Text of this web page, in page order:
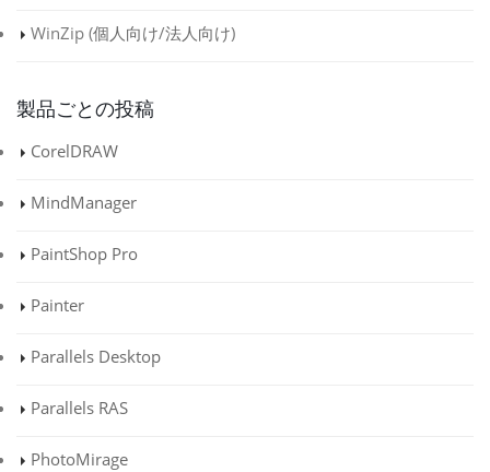
WinZip (個人向け/法人向け)
製品ごとの投稿
CorelDRAW
MindManager
PaintShop Pro
Painter
Parallels Desktop
Parallels RAS
PhotoMirage